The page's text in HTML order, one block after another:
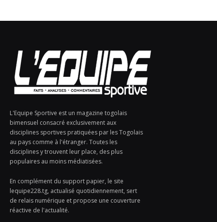
L'Equipe Sportive est un magazine togolais
bimensuel consacré exclusivement aux
disciplines sportives pratiquées par les Togolais
au pays comme à l'étranger. Toutes les
disciplines y trouvent leur place, des plus
populaires au moins médiatisées.
En complément du support papier, le site
lequipe228.tg, actualisé quotidiennement, sert
de relais numérique et propose une couverture
réactive de l'actualité.